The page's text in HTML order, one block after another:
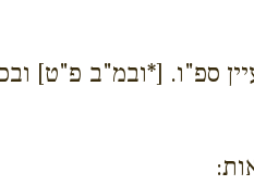
ספ"ו. [*ובמ"ב פ"ט]